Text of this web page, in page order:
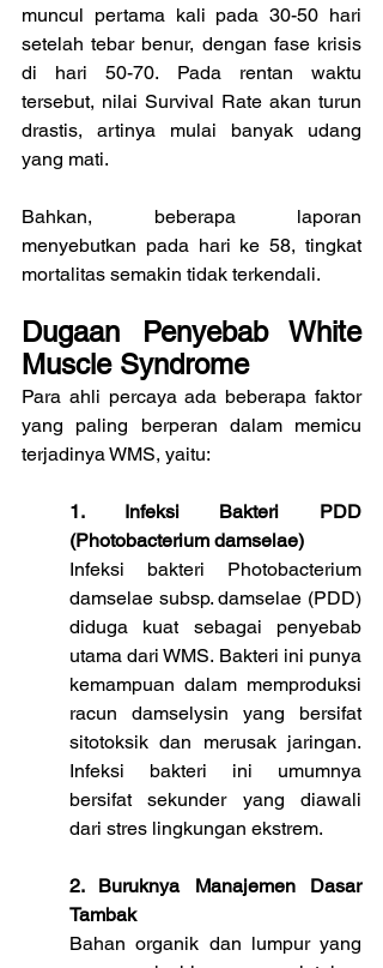
muncul pertama kali pada 30-50 hari
setelah tebar benur, dengan fase krisis
di hari 50-70. Pada rentan waktu
tersebut, nilai Survival Rate akan turun
drastis, artinya mulai banyak udang
yang mati.
Bahkan, beberapa laporan
menyebutkan pada hari ke 58, tingkat
mortalitas semakin tidak terkendali.
Dugaan Penyebab White
Muscle Syndrome
Para ahli percaya ada beberapa faktor
yang paling berperan dalam memicu
terjadinya WMS, yaitu:
1. Infeksi Bakteri PDD
(Photobacterium damselae)
Infeksi bakteri Photobacterium
damselae subsp. damselae (PDD)
diduga kuat sebagai penyebab
utama dari WMS. Bakteri ini punya
kemampuan dalam memproduksi
racun damselysin yang bersifat
sitotoksik dan merusak jaringan.
Infeksi bakteri ini umumnya
bersifat sekunder yang diawali
dari stres lingkungan ekstrem.
2. Buruknya Manajemen Dasar
Tambak
Bahan organik dan lumpur yang